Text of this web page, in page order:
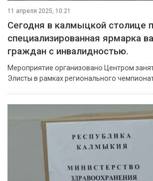
11 апреля 2025, 10:21
Сегодня в калмыцкой столице
специализированная ярмарка
граждан с инвалидностью.
Мероприятие организовано Центром
Элисты в рамках регионального